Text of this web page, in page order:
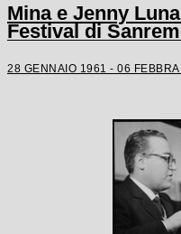
Mina e Jenny
Festival di
28 GENNAIO 1961 - 06